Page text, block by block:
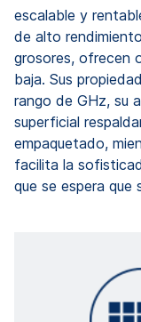
escalable y
de alto
grosores, ofrecen
baja. Sus
rango de GHz, su
superficial
empaquetado,
facilita la
que se espera que